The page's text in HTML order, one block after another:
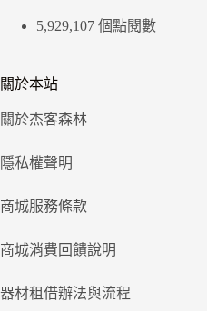
5,929,107 個點閱數
關於本站
關於杰客森林
隱私權聲明
商城服務條款
商城消費回饋說明
器材租借辦法與流程